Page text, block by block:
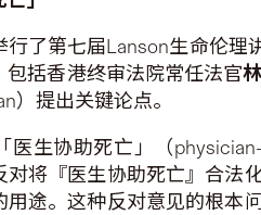
行了第七届Lanson生命伦
包括香港终审法院常任法官
）提出关键论点。
医生协助死亡」（
对将『医生协助死亡』合法
用途。这种反对意见的根本